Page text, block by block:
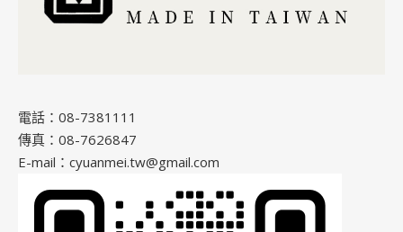
電話：08-7381111
傳真：08-7626847
E-mail：cyuanmei.tw@gmail.com